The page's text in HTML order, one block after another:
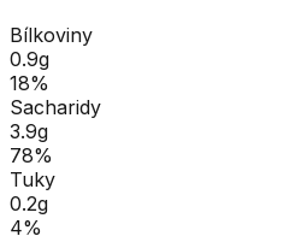
Bílkoviny
0.9g
18%
Sacharidy
3.9g
78%
Tuky
0.2g
4%